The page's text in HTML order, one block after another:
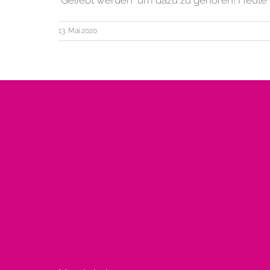
13. Mai 2020